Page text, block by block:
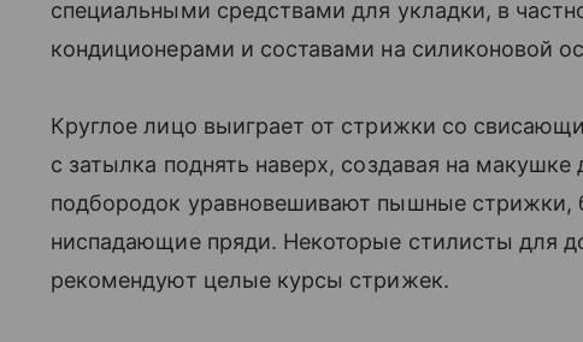
специальными средствами для укладки, в
кондиционерами и составами на силиконовой
Круглое лицо выиграет от стрижки со
с затылка поднять наверх, создавая на
подбородок уравновешивают пышные
ниспадающие пряди. Некоторые стилисты для
рекомендуют целые курсы стрижек.